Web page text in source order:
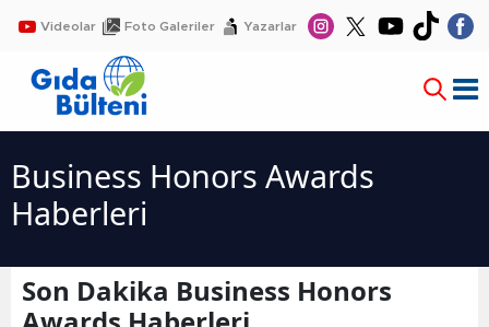
Videolar Foto Galeriler Yazarlar
Business Honors Awards
Haberleri
Son Dakika Business Honors